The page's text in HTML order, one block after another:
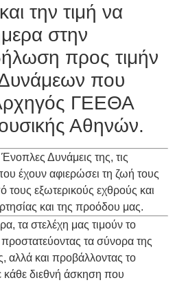
την τιμή να
στην
προς τιμήν
που
ΓΕΕΘΑ
Αθηνών.
Δυνάμεις της, τις
έχουν αφιερώσει τη ζωή τους
εξωτερικούς εχθρούς και
και της προόδου μας.
τα στελέχη μας τιμούν το
τα σύνορα της
αλλά και προβάλλοντας το
κάθε διεθνή άσκηση που